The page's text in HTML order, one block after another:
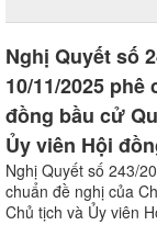
Nghị Quyết số
10/11/2025
đồng bầu cử
Ủy viên Hội
Nghị Quyết số 243/
chuẩn đề nghị của
Chủ tịch và Ủy viên